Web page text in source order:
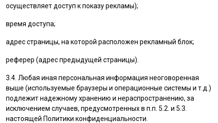
осуществляет доступ к показу рекламы);
время доступа;
адрес страницы, на которой расположен рекламный блок;
реферер (адрес предыдущей страницы).
3.4. Любая иная персональная информация неоговоренная
выше (используемые браузеры и операционные системы и т.д.)
подлежит надежному хранению и нераспространению, за
исключением случаев, предусмотренных в п.п. 5.2. и 5.3.
настоящей Политики конфиденциальности.